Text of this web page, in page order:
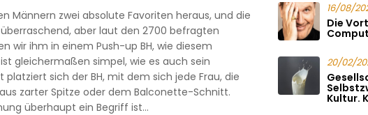
Männern zwei absolute Favoriten heraus, und die
aber laut den 2700 befragten
wir ihm in einem Push-up BH, wie diesem
gleichermaßen simpel, wie es auch sein
sich der BH, mit dem sich jede Frau, die
zarter Spitze oder dem Balconette-Schnitt.
überhaupt ein Begriff ist…
16/08/
Die
20/02/
Kultur.